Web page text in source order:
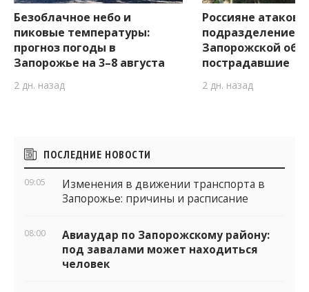
Безоблачное небо и
пиковые температуры:
прогноз погоды в
Запорожье на 3–8 августа
2 дн. назад
Россияне
подразделение
Запорожской
пострадавшие
2 дн. назад
Боковые
виджеты
ПОСЛЕДНИЕ НОВОСТИ
09:05
Изменения в движении транспорта в
Запорожье: причины и расписание
08:00
Авиаудар по Запорожскому району:
под завалами может находиться
человек